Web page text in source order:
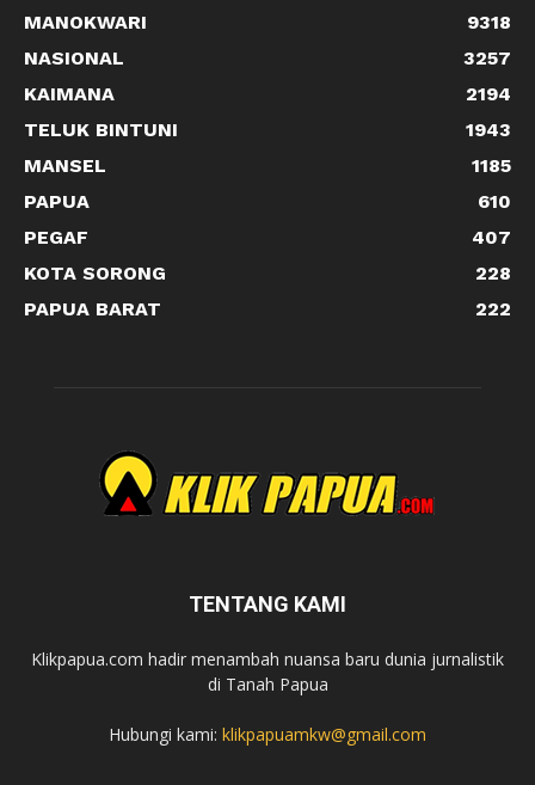
MANOKWARI
9318
NASIONAL
3257
KAIMANA
2194
TELUK BINTUNI
1943
MANSEL
1185
PAPUA
610
PEGAF
407
KOTA SORONG
228
PAPUA BARAT
222
TENTANG KAMI
Klikpapua.com hadir menambah nuansa baru dunia jurnalistik
di Tanah Papua
Hubungi kami: klikpapuamkw@gmail.com